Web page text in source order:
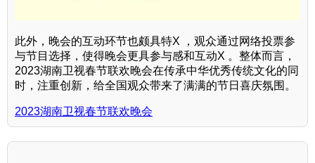
此外，晚会的互动环节也颇具特X ，观众通过网络投票参
与节目选择，使得晚会更具参与感和互动X 。整体而言，
2023湖南卫视春节联欢晚会在传承中华优秀传统文化的同
时，注重创新，给全国观众带来了满满的节日喜庆氛围。
2023湖南卫视春节联欢晚会